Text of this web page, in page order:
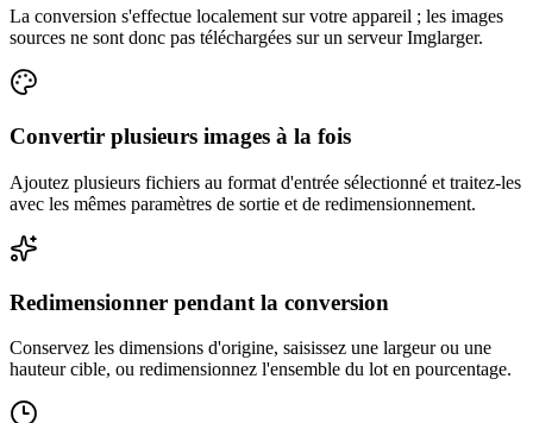
La conversion s'effectue localement sur votre appareil ; les images
sources ne sont donc pas téléchargées sur un serveur Imglarger.
Convertir plusieurs images à la fois
Ajoutez plusieurs fichiers au format d'entrée sélectionné et traitez-les
avec les mêmes paramètres de sortie et de redimensionnement.
Redimensionner pendant la conversion
Conservez les dimensions d'origine, saisissez une largeur ou une
hauteur cible, ou redimensionnez l'ensemble du lot en pourcentage.